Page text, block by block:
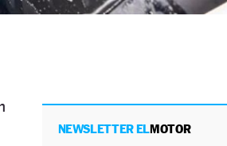
NEWSLETTER ELMOTOR